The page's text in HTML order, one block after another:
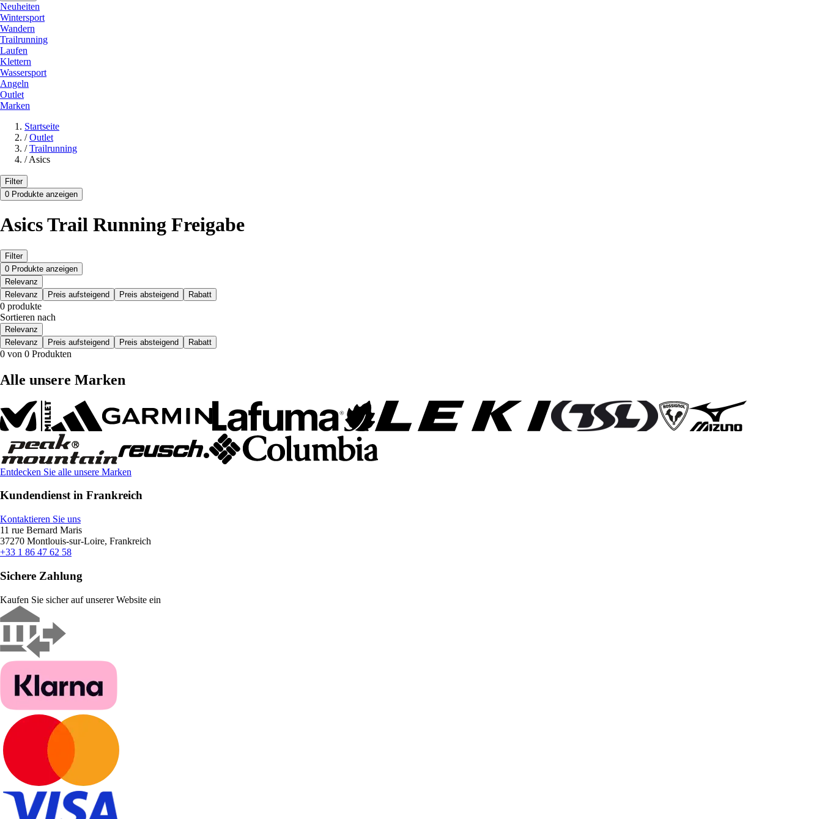
Neuheiten
Wintersport
Wandern
Trailrunning
Laufen
Klettern
Wassersport
Angeln
Outlet
Marken
Startseite
/ Outlet
/ Trailrunning
/ Asics
Filter
0 Produkte anzeigen
Asics Trail Running Freigabe
Filter
0 Produkte anzeigen
Relevanz
Relevanz
Preis aufsteigend Preis absteigend Rabatt
0 produkte
Sortieren nach
Relevanz
Relevanz
Preis aufsteigend Preis absteigend Rabatt
0 von 0 Produkten
Alle unsere Marken
Entdecken Sie alle unsere Marken
Kundendienst in Frankreich
Kontaktieren Sie uns
11 rue Bernard Maris
37270 Montlouis-sur-Loire, Frankreich
+33 1 86 47 62 58
Sichere Zahlung
Kaufen Sie sicher auf unserer Website ein